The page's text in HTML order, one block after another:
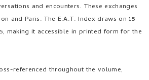
and encounters. These exchanges
and Paris. The E.A.T. Index draws on 15
making it accessible in printed form for the
referenced throughout the volume,